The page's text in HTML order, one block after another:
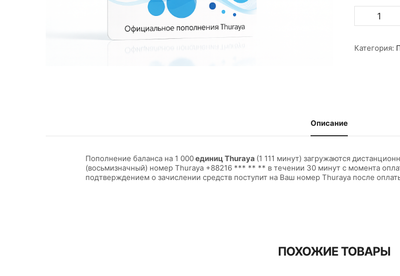
Пополнение
на
Категория:
Описание
Пополнение баланса на 1 000единиц Thuraya (1 111 минут) загружаются
(восьмизначный) номер Thuraya +88216 *** ** ** в течении 30 минут с момента
подтверждением о зачислении средств поступит на Ваш номер Thuraya после
ПОХОЖИЕ ТОВАРЫ